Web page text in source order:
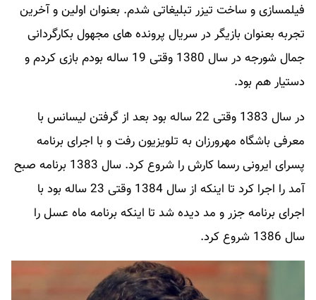
فیلمسازی و ساخت تیزر تبلیغاتی شدم. بعنوان اولین و آخرین
تجربه بعنوان بازیگر در سریال پرونده های مجهول بکارگردانی
جمال شورجه در سال 1380 وقتی 19 ساله بودم بازی کردم و
دستیار هم بود.
در سال 1383 وقتی 22 ساله بود بعد از گرفتن لیسانس با
معرفی باشگاه مهرورزان به تلویزیون رفت و با اجرای برنامه
پسرای ایرونی رسما کارش را شروع کرد. سال 1383 برنامه صبح
آمد را اجرا کرد تا اینکه از سال 1384 وقتی 23 ساله بود با
اجرای برنامه جزر و مد دیده شد تا اینکه برنامه ماه عسل را
سال 1386 شروع کرد.